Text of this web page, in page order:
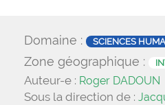
Domaine : SCIENCES
Zone géographique :
Auteur-e : Roger DADOUN
Sous la direction de :